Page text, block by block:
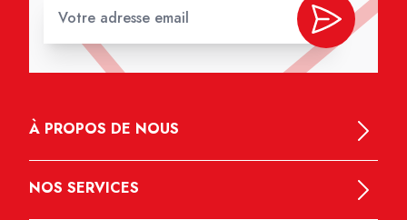
À PROPOS DE NOUS
NOS SERVICES